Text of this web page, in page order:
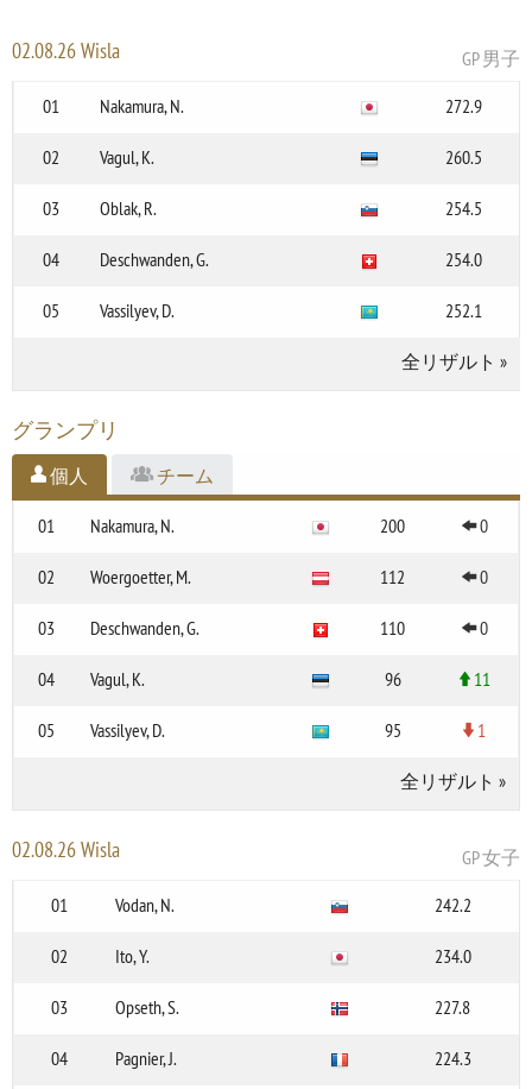
02.08.26 Wisla
GP 男子
01
Nakamura, N. 272.9
02 Vagul, K. 260.5
03 Oblak, R. 254.5
04 Deschwanden, G. 254.0
05 Vassilyev, D. 252.1
全リザルト »
グランプリ
個人 チーム
01 Nakamura, N. 200 0
02 Woergoetter, M. 112 0
03 Deschwanden, G. 110 0
04 Vagul, K. 96 11
05 Vassilyev, D. 95 1
全リザルト »
02.08.26 Wisla
GP 女子
01
Vodan, N. 242.2
02 Ito, Y. 234.0
03 Opseth, S. 227.8
04 Pagnier, J. 224.3